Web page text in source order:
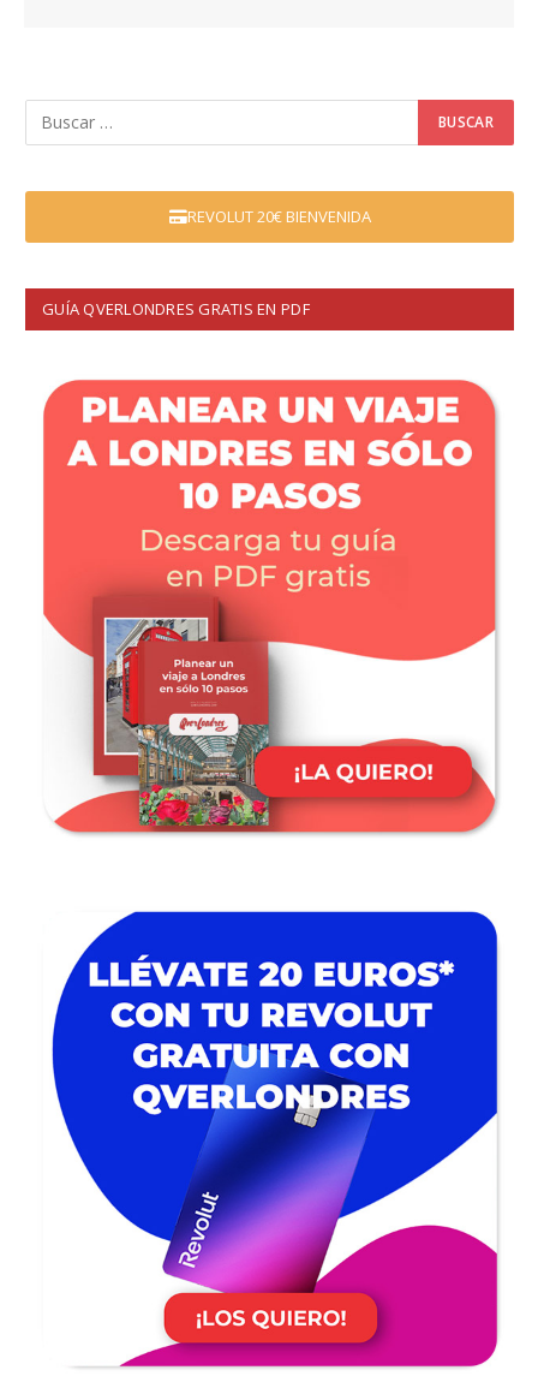
REVOLUT 20€ BIENVENIDA
GUÍA QVERLONDRES GRATIS EN PDF